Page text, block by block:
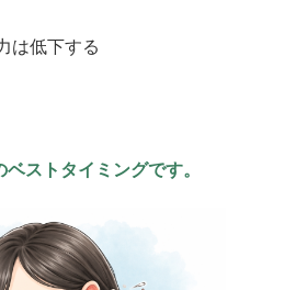
は低下する
ストタイミングです。